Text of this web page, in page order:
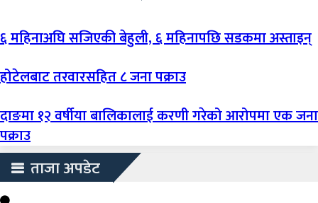
६ महिनाअघि सजिएकी बेहुली, ६ महिनापछि सडकमा अस्ताइन्
होटेलबाट तरवारसहित ८ जना पक्राउ
दाङमा १२ वर्षीया बालिकालाई करणी गरेको आरोपमा एक जना
पक्राउ
ताजा अपडेट